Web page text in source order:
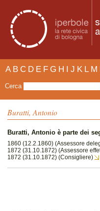
A B C D E F G H I J K L M
Cerca
Buratti, Antonio
Buratti, Antonio è parte dei
1860 (12.2.1860) (Assessore
1872 (31.10.1872) (Assessore
1872 (31.10.1872) (Consigliere)